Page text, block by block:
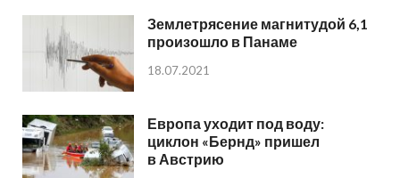
Землетрясение магнитудой 6,1
произошло в Панаме
18.07.2021
Европа уходит под воду:
циклон «Бернд» пришел
в Австрию